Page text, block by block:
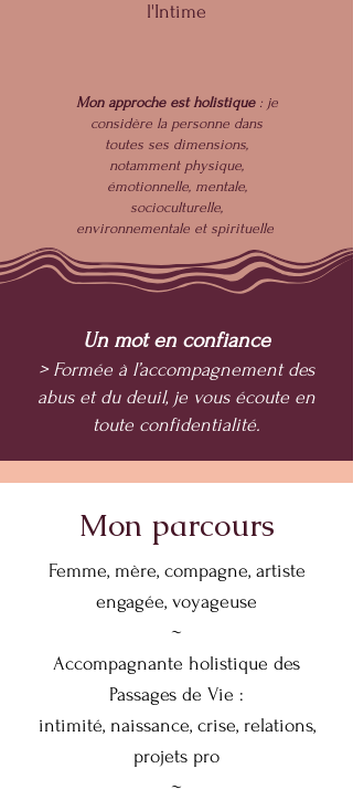
l'Intime
Mon approche est holistique: je
considère la personne dans
toutes ses dimensions,
notamment physique,
émotionnelle, mentale,
socioculturelle,
environnementale et spirituelle
Un mot en confiance
> Formée à l’accompagnement des
abus et du deuil, je vous écoute en
toute confidentialité.
Mon parcours
Femme, mère, compagne, artiste
engagée, voyageuse
~
Accompagnante holistique des
Passages de Vie :
intimité, naissance, crise, relations,
projets pro
~